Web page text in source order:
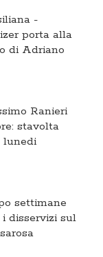
-
porta alla
di Adriano
Ranieri
stavolta
lunedi
settimane
disservizi sul